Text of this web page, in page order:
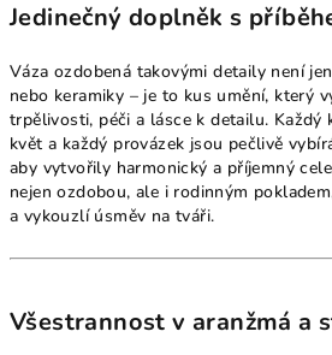
Jedinečný doplněk s
Váza ozdobená takovými detaily není
nebo keramiky – je to kus umění, který
trpělivosti, péči a lásce k detailu. Každý
květ a každý provázek jsou pečlivě
aby vytvořily harmonický a příjemný
nejen ozdobou, ale i rodinným
a vykouzlí úsměv na tváři.
Všestrannost v aranžmá a